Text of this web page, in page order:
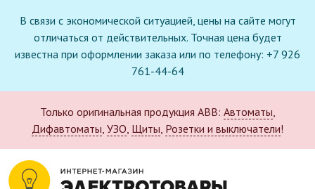
В связи с экономической ситуацией, цены на сайте могут
отличаться от действительных. Точная цена будет
известна при оформлении заказа или по телефону: +7 926
761-44-64
Только оригинальная продукция ABB: Автоматы,
Дифавтоматы, УЗО, Щиты, Розетки и выключатели!